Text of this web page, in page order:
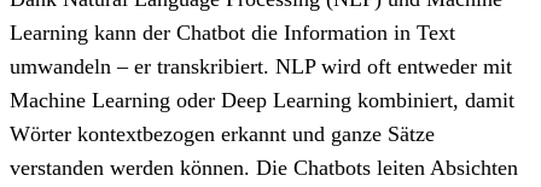
Learning kann der Chatbot die Information in Text
umwandeln – er transkribiert. NLP wird oft entweder mit
Machine Learning oder Deep Learning kombiniert, damit
Wörter kontextbezogen erkannt und ganze Sätze
verstanden werden können. Die Chatbots leiten Absichten